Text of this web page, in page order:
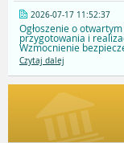
2026-07-17 11:52:37
Ogłoszenie o
przygotowania i
Wzmocnienie
Czytaj dalej